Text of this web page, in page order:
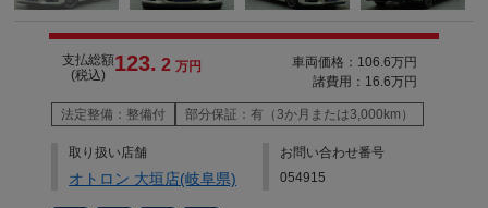
支払総額
(税込)
123. 2 万円
車両価格：106.6万円
諸費用：16.6万円
法定整備：整備付 部分保証：有（3か月または3,000km）
取り扱い店舗
オトロン 大垣店(岐阜県)
お問い合わせ番号
054915